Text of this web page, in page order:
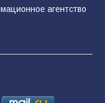
почему
агентство